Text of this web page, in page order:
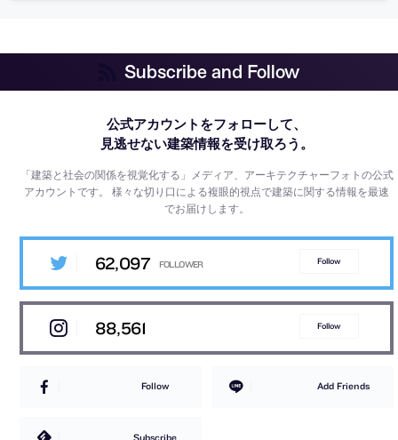
Subscribe and Follow
公式アカウントをフォローして、
見逃せない建築情報を受け取ろう。
「建築と社会の関係を視覚化する」メディア、アーキテクチャーフォトの公式
アカウントです。様々な切り口による複眼的視点で建築に関する情報を最速
でお届けします。
62,097 Follow
88,561 Follow
Follow Add Friends
Subscribe